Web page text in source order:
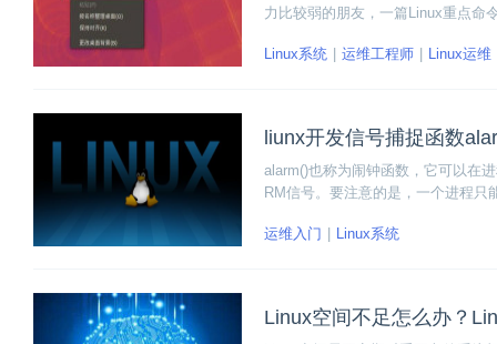
力比较弱的朋友，一篇Linux重点命
Linux系统
运维工程师 Linux运维
liunx开发信号捕捉函数
alarm()也称为闹钟函数，它可以在
RM信号。要注意的是，一个进程
运维入门
Linux系统
Linux空间不足怎么办？